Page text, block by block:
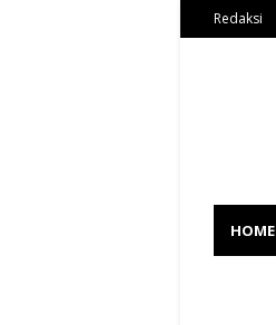
Redaksi
HOME